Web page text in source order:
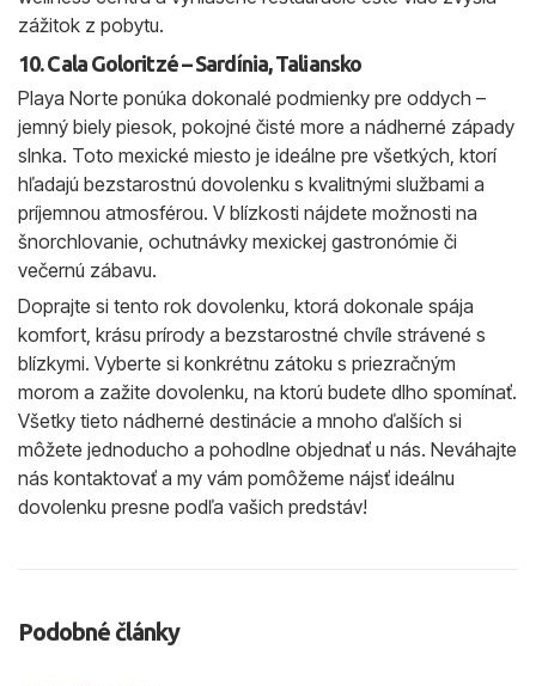
zážitok z pobytu.
10. Cala Goloritzé – Sardínia, Taliansko
Playa Norte ponúka dokonalé podmienky pre oddych –
jemný biely piesok, pokojné čisté more a nádherné západy
slnka. Toto mexické miesto je ideálne pre všetkých, ktorí
hľadajú bezstarostnú dovolenku s kvalitnými službami a
príjemnou atmosférou. V blízkosti nájdete možnosti na
šnorchlovanie, ochutnávky mexickej gastronómie či
večernú zábavu.
Doprajte si tento rok dovolenku, ktorá dokonale spája
komfort, krásu prírody a bezstarostné chvíle strávené s
blízkymi. Vyberte si konkrétnu zátoku s priezračným
morom a zažite dovolenku, na ktorú budete dlho spomínať.
Všetky tieto nádherné destinácie a mnoho ďalších si
môžete jednoducho a pohodlne objednať u nás. Neváhajte
nás kontaktovať a my vám pomôžeme nájsť ideálnu
dovolenku presne podľa vašich predstáv!
Podobné články